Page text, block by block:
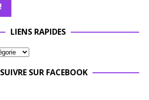
LIENS RAPIDES
SUIVRE SUR FACEBOOK